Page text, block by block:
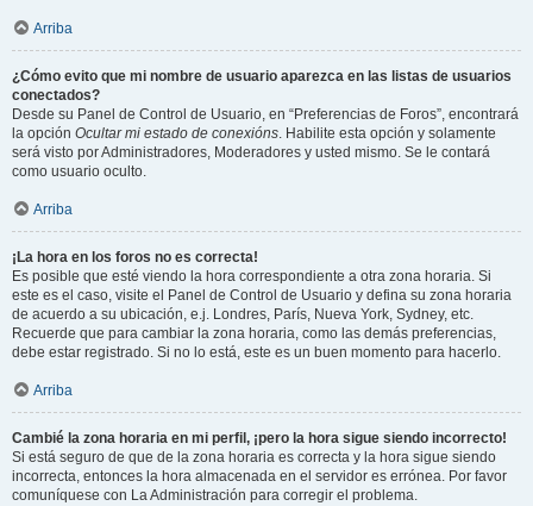
Arriba
¿Cómo evito que mi nombre de usuario aparezca en las listas de usuarios
conectados?
Desde su Panel de Control de Usuario, en “Preferencias de Foros”, encontrará
la opción Ocultar mi estado de conexións. Habilite esta opción y solamente
será visto por Administradores, Moderadores y usted mismo. Se le contará
como usuario oculto.
Arriba
¡La hora en los foros no es correcta!
Es posible que esté viendo la hora correspondiente a otra zona horaria. Si
este es el caso, visite el Panel de Control de Usuario y defina su zona horaria
de acuerdo a su ubicación, e.j. Londres, París, Nueva York, Sydney, etc.
Recuerde que para cambiar la zona horaria, como las demás preferencias,
debe estar registrado. Si no lo está, este es un buen momento para hacerlo.
Arriba
Cambié la zona horaria en mi perfil, ¡pero la hora sigue siendo incorrecto!
Si está seguro de que de la zona horaria es correcta y la hora sigue siendo
incorrecta, entonces la hora almacenada en el servidor es errónea. Por favor
comuníquese con La Administración para corregir el problema.